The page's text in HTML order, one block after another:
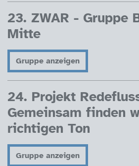
23. ZWAR - Gruppe
Mitte
Gruppe anzeigen
24. Projekt
Gemeinsam finden
richtigen Ton
Gruppe anzeigen